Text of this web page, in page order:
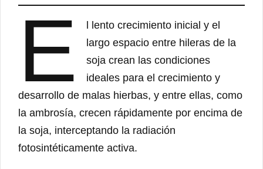
E
l lento crecimiento inicial y el
largo espacio entre hileras de la
soja crean las condiciones
ideales para el crecimiento y
desarrollo de malas hierbas, y entre ellas, como
la ambrosía, crecen rápidamente por encima de
la soja, interceptando la radiación
fotosintéticamente activa.